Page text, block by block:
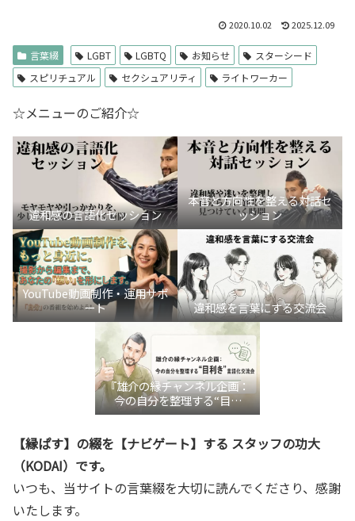
2020.10.02 2025.12.09
言葉綴 LGBT LGBTQ お知らせ
スターシード
スピリチュアル
セクシュアリティ ライトワーカー
☆メニューのご紹介☆
違和感の言語化セッション
本音と方向性を整える対話セ
ッション
YouTube動画制作・運用サポ
ート
違和感を言葉にする交流会
『雄介の縁チャンネル企画：
今の自分を整理する“目利
き”言語化交流会』
【縁ぱす】の綴を【ナビゲート】する スタッフの功大
（KODAI）です。
いつも、当サイトの言葉綴を大切に読んでくださり、感謝
いたします。